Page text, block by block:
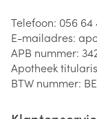
Telefoon: 056 64
E-mailadres:
APB nummer:
Apotheek
BTW nummer: